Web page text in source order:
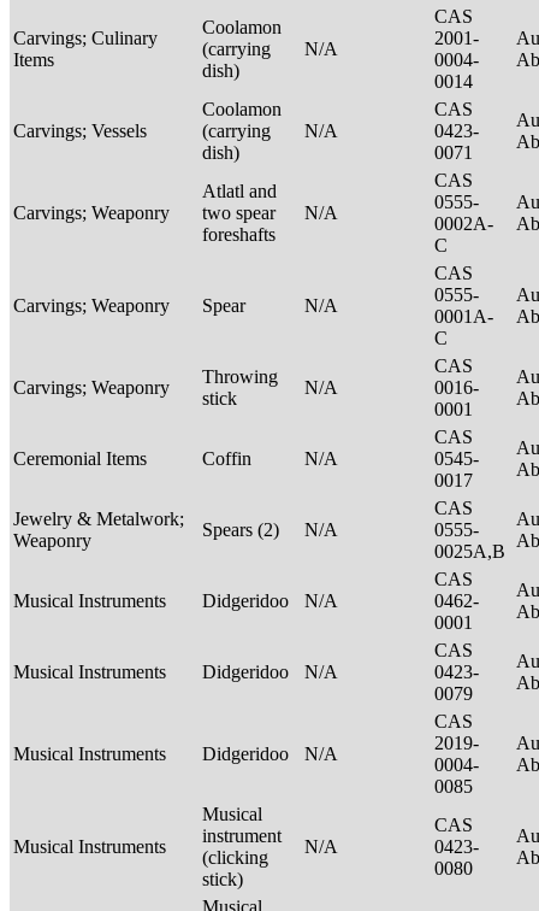
Carvings; Culinary
Items
Coolamon
(carrying
dish)
N/A
CAS
2001-
0004-
0014
Carvings; Vessels
Coolamon
(carrying
dish)
N/A
CAS
0423-
0071
Carvings; Weaponry
Atlatl and
two spear
foreshafts
N/A
CAS
0555-
0002A-
C
Carvings; Weaponry Spear N/A
CAS
0555-
0001A-
C
Carvings; Weaponry
Throwing
stick
N/A
CAS
0016-
0001
Ceremonial Items Coffin N/A
CAS
0545-
0017
Jewelry & Metalwork;
Weaponry
Spears (2) N/A
CAS
0555-
0025A,B
Musical Instruments Didgeridoo N/A
CAS
0462-
0001
Musical Instruments Didgeridoo N/A
CAS
0423-
0079
Musical Instruments Didgeridoo N/A
CAS
2019-
0004-
0085
Musical Instruments
Musical
instrument
(clicking
stick)
N/A
CAS
0423-
0080
Musical